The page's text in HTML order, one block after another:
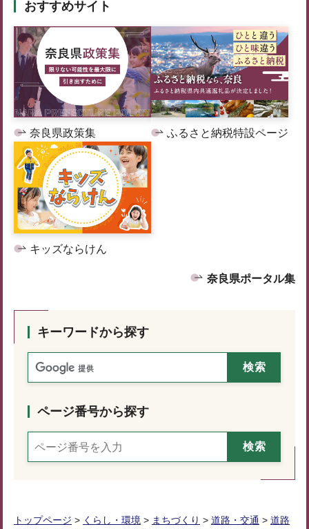
おすすめサイト
奈良県政策集 ふるさと納税特設ページ
キッズならけん
奈良県ポータル集
キーワードから探す
ページ番号から探す
トップページ > くらし・環境 > まちづくり > 道路・交通 > 道路